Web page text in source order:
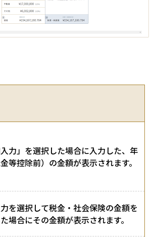
入力」を選択した場合に入力した、年
等控除前）の金額が表示されます。
を選択して税金・社会保険の金額を
場合にその金額が表示されます。